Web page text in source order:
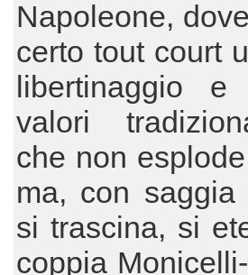
Napoleone,
certo tout court
libertinaggio e
valori
che non
ma, con saggia
si trascina, si
coppia